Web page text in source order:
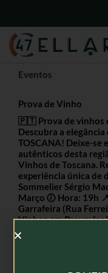
content
Eventos
Prova de Vinho
🇵🇹 Prova de vinhos
Descubra a
TOSCANA! Deixe-se
autênticos desta
Vinhos de Toscana.
experiência única de
Sommelier Sérgio
Março 🕖 Hora: 19h
Garrafeira (Rua
Vinhos em Prova:
Brancaia Chianti
Montalcino 2018
Riserva Chianti
Montalcino 2022 💰